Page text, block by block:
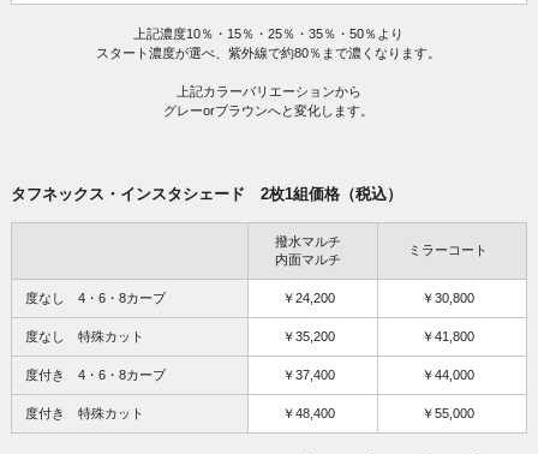
上記濃度10％・15％・25％・35％・50％より
スタート濃度が選べ、紫外線で約80％まで濃くなります。
上記カラーバリエーションから
グレーorブラウンへと変化します。
タフネックス・インスタシェード 2枚1組価格（税込）
撥水マルチ
内面マルチ
ミラーコート
度なし 4・6・8カーブ ￥24,200 ￥30,800
度なし 特殊カット ￥35,200 ￥41,800
度付き 4・6・8カーブ ￥37,400 ￥44,000
度付き 特殊カット ￥48,400 ￥55,000